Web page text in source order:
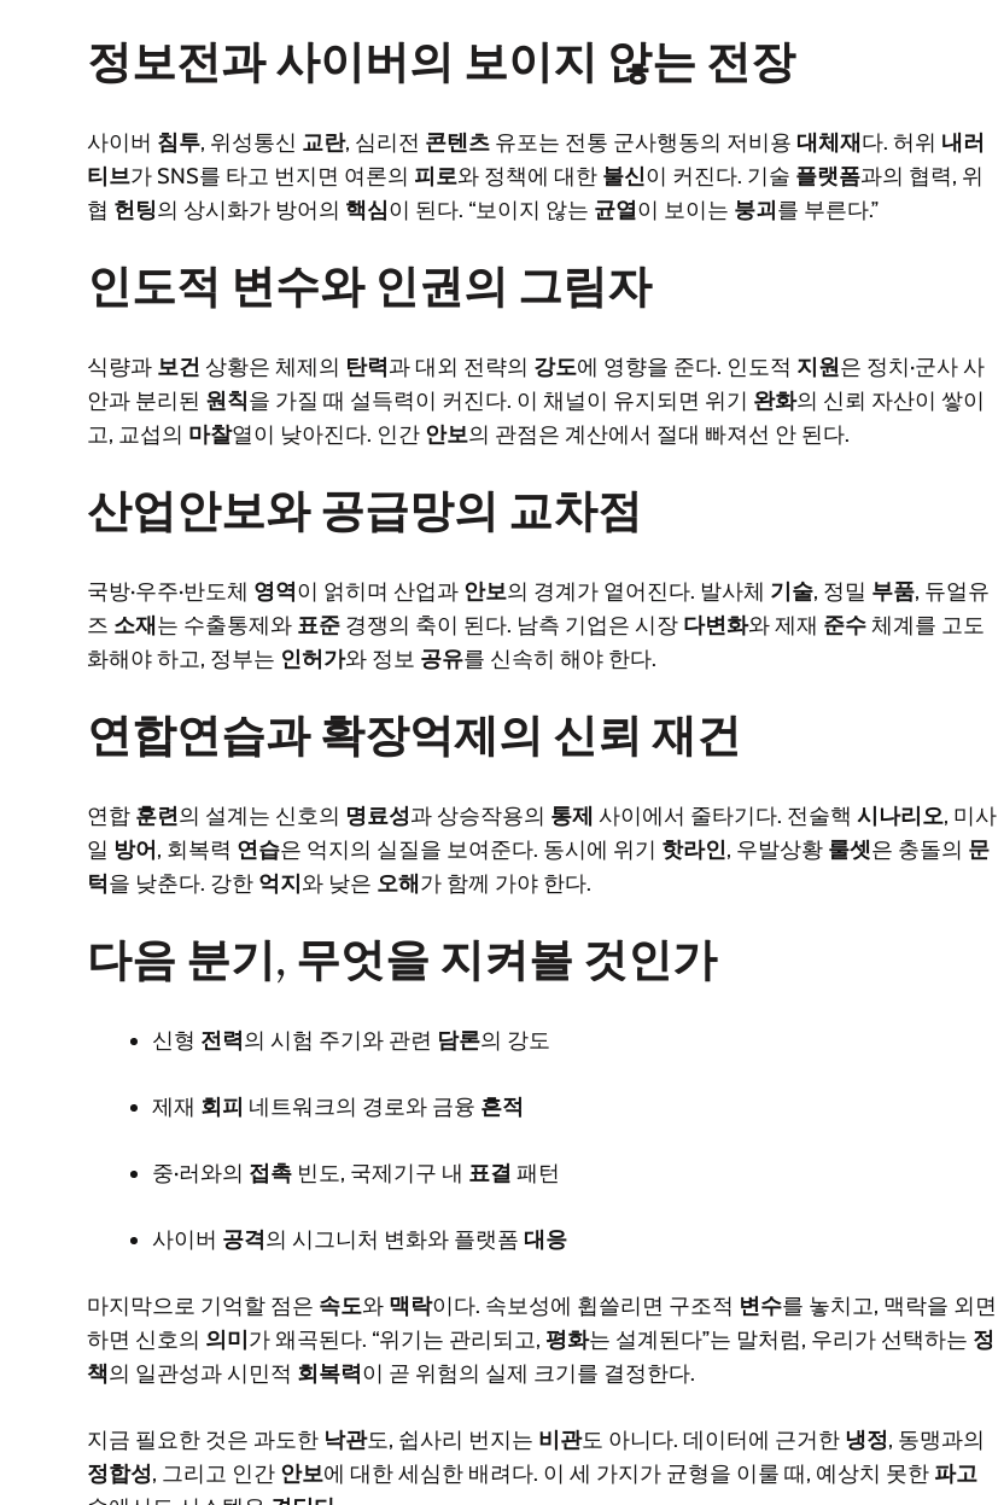
정보전과 사이버의 보이지 않는 전장
사이버 침투, 위성통신 교란, 심리전 콘텐츠 유포는 전통 군사행동의 저비용 대체재다. 허위 내러
티브가 SNS를 타고 번지면 여론의 피로와 정책에 대한 불신이 커진다. 기술 플랫폼과의 협력, 위
협 헌팅의 상시화가 방어의 핵심이 된다. “보이지 않는 균열이 보이는 붕괴를 부른다.”
인도적 변수와 인권의 그림자
식량과 보건 상황은 체제의 탄력과 대외 전략의 강도에 영향을 준다. 인도적 지원은 정치·군사 사
안과 분리된 원칙을 가질 때 설득력이 커진다. 이 채널이 유지되면 위기 완화의 신뢰 자산이 쌓이
고, 교섭의 마찰열이 낮아진다. 인간 안보의 관점은 계산에서 절대 빠져선 안 된다.
산업안보와 공급망의 교차점
국방·우주·반도체 영역이 얽히며 산업과 안보의 경계가 옅어진다. 발사체 기술, 정밀 부품, 듀얼유
즈 소재는 수출통제와 표준 경쟁의 축이 된다. 남측 기업은 시장 다변화와 제재 준수체계를 고도
화해야 하고, 정부는 인허가와 정보 공유를 신속히 해야 한다.
연합연습과 확장억제의 신뢰 재건
연합 훈련의 설계는 신호의 명료성과 상승작용의 통제 사이에서 줄타기다. 전술핵 시나리오, 미사
일 방어, 회복력 연습은 억지의 실질을 보여준다. 동시에 위기 핫라인, 우발상황 룰셋은 충돌의 문
턱을 낮춘다. 강한 억지와 낮은 오해가 함께 가야 한다.
다음 분기, 무엇을 지켜볼 것인가
신형 전력의 시험 주기와 관련 담론의 강도
제재 회피 네트워크의 경로와 금융 흔적
중·러와의 접촉 빈도, 국제기구 내 표결 패턴
사이버 공격의 시그니처 변화와 플랫폼 대응
마지막으로 기억할 점은 속도와 맥락이다. 속보성에 휩쓸리면 구조적 변수를 놓치고, 맥락을 외면
하면 신호의 의미가 왜곡된다. “위기는 관리되고, 평화는 설계된다”는 말처럼, 우리가 선택하는 정
책의 일관성과 시민적 회복력이 곧 위험의 실제 크기를 결정한다.
지금 필요한 것은 과도한 낙관도, 쉽사리 번지는 비관도 아니다. 데이터에 근거한 냉정, 동맹과의
정합성, 그리고 인간 안보에 대한 세심한 배려다. 이 세 가지가 균형을 이룰 때, 예상치 못한 파고